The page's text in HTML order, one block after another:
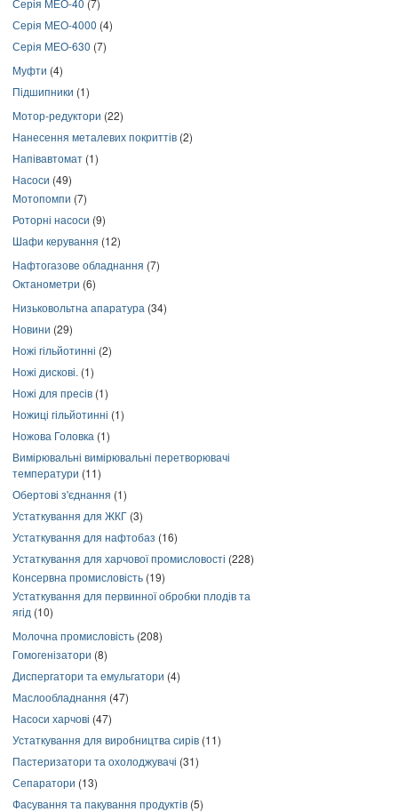
Серія МЕО-40 (7)
Серія МЕО-4000 (4)
Серія МЕО-630 (7)
Муфти (4)
Підшипники (1)
Мотор-редуктори (22)
Нанесення металевих покриттів (2)
Напівавтомат (1)
Насоси (49)
Мотопомпи (7)
Роторні насоси (9)
Шафи керування (12)
Нафтогазове обладнання (7)
Октанометри (6)
Низьковольтна апаратура (34)
Новини (29)
Ножі гільйотинні (2)
Ножі дискові. (1)
Ножі для пресів (1)
Ножиці гільйотинні (1)
Ножова Головка (1)
Вимірювальні вимірювальні перетворювачі
температури (11)
Обертові з'єднання (1)
Устаткування для ЖКГ (3)
Устаткування для нафтобаз (16)
Устаткування для харчової промисловості (228)
Консервна промисловість (19)
Устаткування для первинної обробки плодів та
ягід (10)
Молочна промисловість (208)
Гомогенізатори (8)
Диспергатори та емульгатори (4)
Маслообладнання (47)
Насоси харчові (47)
Устаткування для виробництва сирів (11)
Пастеризатори та охолоджувачі (31)
Сепаратори (13)
Фасування та пакування продуктів (5)